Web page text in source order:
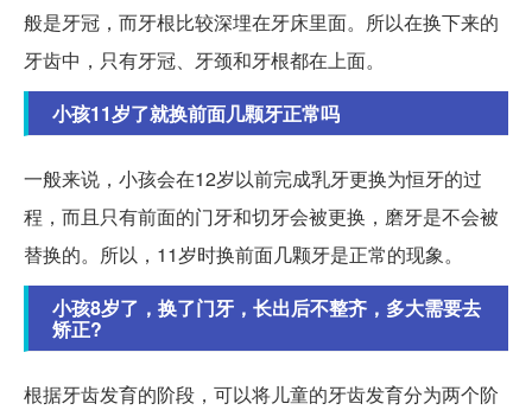
般是牙冠，而牙根比较深埋在牙床里面。所以在换下来的
牙齿中，只有牙冠、牙颈和牙根都在上面。
小孩11岁了就换前面几颗牙正常吗
一般来说，小孩会在12岁以前完成乳牙更换为恒牙的过
程，而且只有前面的门牙和切牙会被更换，磨牙是不会被
替换的。所以，11岁时换前面几颗牙是正常的现象。
小孩8岁了，换了门牙，长出后不整齐，多大需要去
矫正?
根据牙齿发育的阶段，可以将儿童的牙齿发育分为两个阶